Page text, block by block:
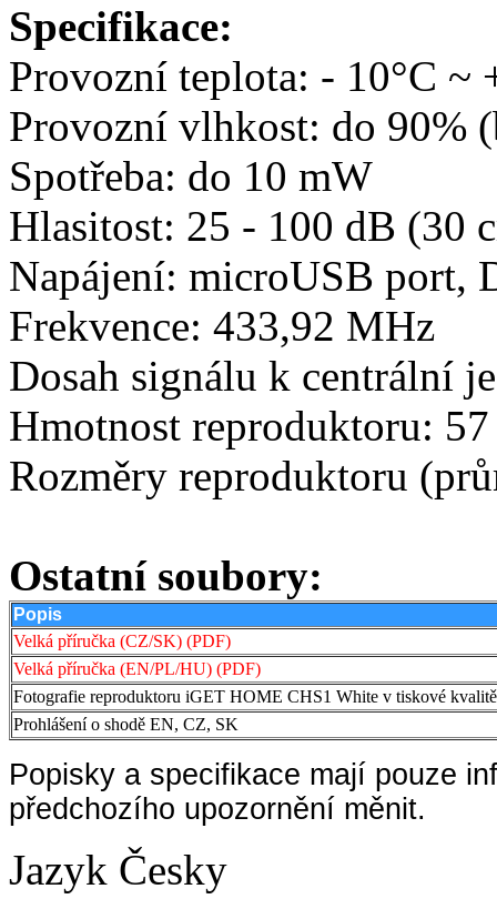
Specifikace:
Provozní teplota: - 10°C ~
Provozní vlhkost: do 90%
Spotřeba: do 10 mW
Hlasitost: 25 - 100 dB (30
Napájení: microUSB port,
Frekvence: 433,92 MHz
Dosah signálu k centrální
Hmotnost reproduktoru:
Rozměry reproduktoru
Ostatní soubory:
Popis
Velká příručka (CZ/SK) (PDF)
Velká příručka (EN/PL/HU) (PDF)
Fotografie reproduktoru iGET HOME CHS1 White v tiskové kvalitě
Prohlášení o shodě EN, CZ, SK
Popisky a specifikace mají pouze
předchozího upozornění měnit.
Jazyk Česky